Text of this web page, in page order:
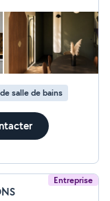
la
salle de bains
Entreprise